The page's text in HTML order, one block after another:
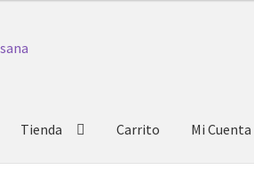
Tienda Carrito Mi Cuenta